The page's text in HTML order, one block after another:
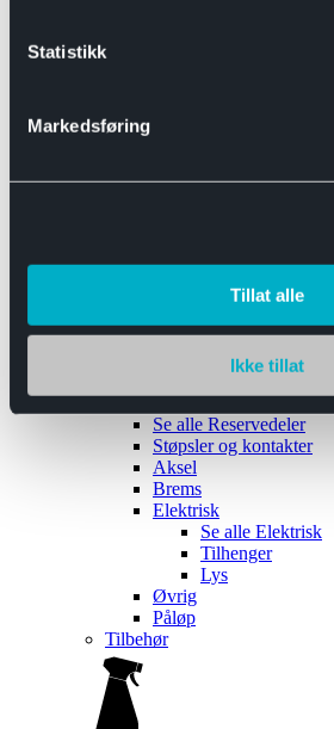
Statistikk
Markedsføring
Tillat alle
Ikke tillat
Båthengere
Reservedeler
Se alle Reservedeler
Støpsler og kontakter
Aksel
Brems
Elektrisk
Se alle Elektrisk
Tilhenger
Lys
Øvrig
Påløp
Tilbehør